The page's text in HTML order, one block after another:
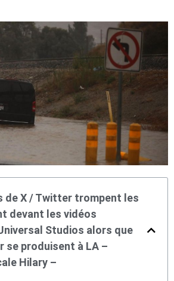
de X / Twitter trompent les
devant les vidéos
Studios alors que
se produisent à LA –
Hilary –